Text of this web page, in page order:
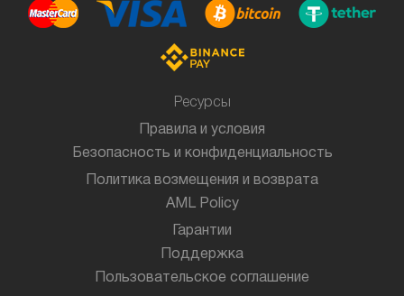
Ресурсы
Правила и условия
Безопасность и конфиденциальность
Политика возмещения и возврата
AML Policy
Гарантии
Поддержка
Пользовательское соглашение